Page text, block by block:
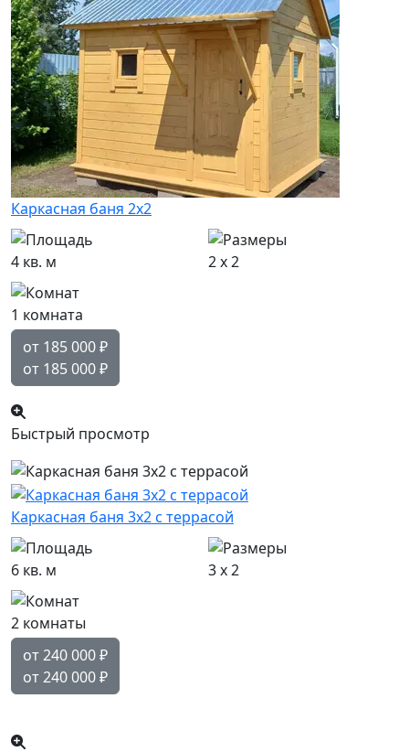
Каркасная баня 2х2
4 кв. м 2 x 2
1 комната
от 185 000₽
от 185 000₽
Быстрый просмотр
Каркасная баня 3х2 с террасой
6 кв. м 3 x 2
2 комнаты
от 240 000₽
от 240 000₽